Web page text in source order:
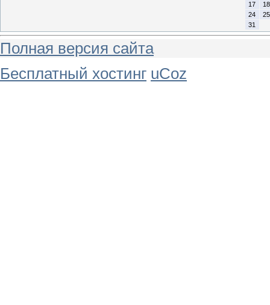
17
18
24
25
31
Полная версия сайта
Бесплатный хостинг uCoz